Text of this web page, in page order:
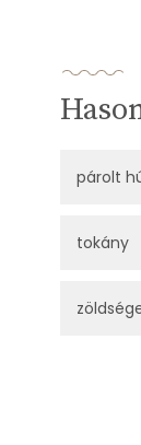
párolt
tokány